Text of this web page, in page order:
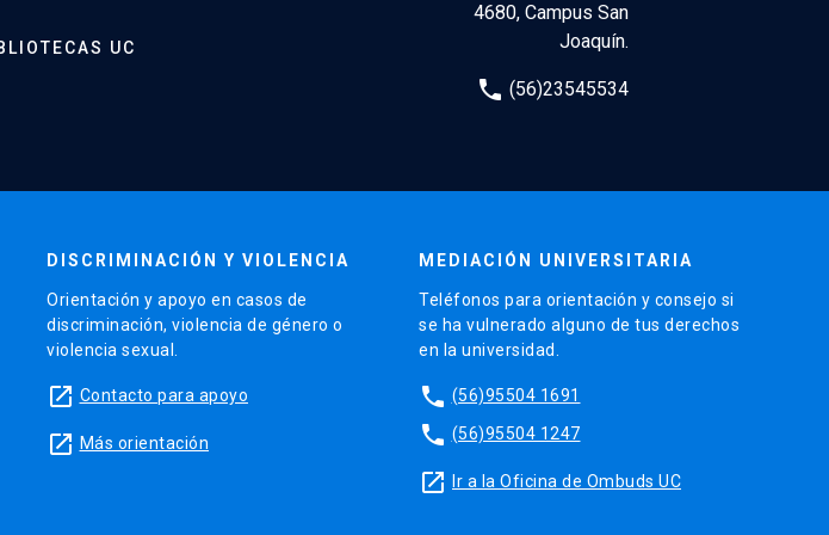
UC
4680, Campus San
Joaquín.
phone (56)23545534
DISCRIMINACIÓN Y VIOLENCIA
Orientación y apoyo en casos de
discriminación, violencia de género o
violencia sexual.
launch Contacto para apoyo
launch Más orientación
MEDIACIÓN UNIVERSITARIA
Teléfonos para orientación y consejo si
se ha vulnerado alguno de tus derechos
en la universidad.
phone (56)95504 1691
phone (56)95504 1247
launch Ir a la Oficina de Ombuds UC